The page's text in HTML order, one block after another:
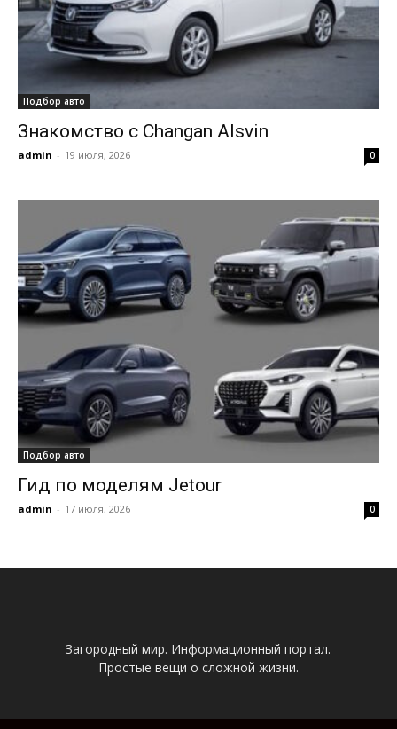
Подбор авто
Знакомство с Changan Alsvin
admin - 19 июля, 2026 0
Подбор авто
Гид по моделям Jetour
admin - 17 июля, 2026 0
Загородный мир. Информационный портал.
Простые вещи о сложной жизни.